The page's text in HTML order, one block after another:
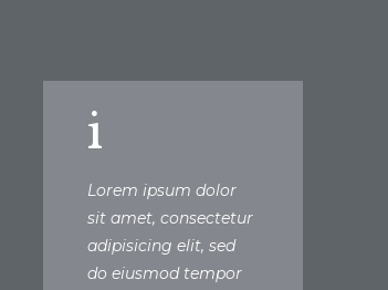
i
Lorem ipsum dolor
sit amet, consectetur
adipisicing elit, sed
do eiusmod tempor